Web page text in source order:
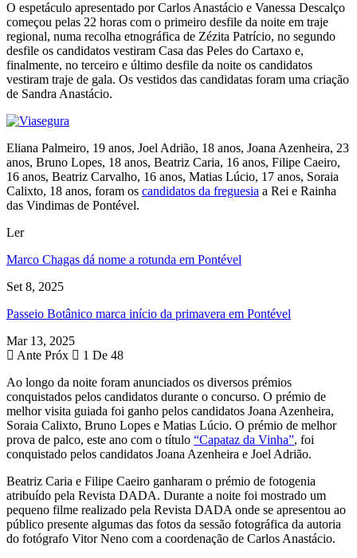
O espetáculo apresentado por Carlos Anastácio e Vanessa Descalço
começou pelas 22 horas com o primeiro desfile da noite em traje
regional, numa recolha etnográfica de Zézita Patrício, no segundo
desfile os candidatos vestiram Casa das Peles do Cartaxo e,
finalmente, no terceiro e último desfile da noite os candidatos
vestiram traje de gala. Os vestidos das candidatas foram uma criação
de Sandra Anastácio.
Eliana Palmeiro, 19 anos, Joel Adrião, 18 anos, Joana Azenheira, 23
anos, Bruno Lopes, 18 anos, Beatriz Caria, 16 anos, Filipe Caeiro,
16 anos, Beatriz Carvalho, 16 anos, Matias Lúcio, 17 anos, Soraia
Calixto, 18 anos, foram os candidatos da freguesia a Rei e Rainha
das Vindimas de Pontével.
Ler
Marco Chagas dá nome a rotunda em Pontével
Set 8, 2025
Passeio Botânico marca início da primavera em Pontével
Mar 13, 2025
Ante Próx
1 De 48
Ao longo da noite foram anunciados os diversos prémios
conquistados pelos candidatos durante o concurso. O prémio de
melhor visita guiada foi ganho pelos candidatos Joana Azenheira,
Soraia Calixto, Bruno Lopes e Matias Lúcio. O prémio de melhor
prova de palco, este ano com o título “Capataz da Vinha”, foi
conquistado pelos candidatos Joana Azenheira e Joel Adrião.
Beatriz Caria e Filipe Caeiro ganharam o prémio de fotogenia
atribuído pela Revista DADA. Durante a noite foi mostrado um
pequeno filme realizado pela Revista DADA onde se apresentou ao
público presente algumas das fotos da sessão fotográfica da autoria
do fotógrafo Vitor Neno com a coordenação de Carlos Anastácio.